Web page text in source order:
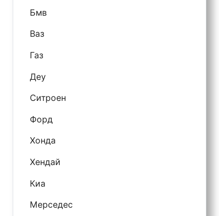
Бмв
Ваз
Газ
Деу
Ситроен
Форд
Хонда
Хендай
Киа
Мерседес